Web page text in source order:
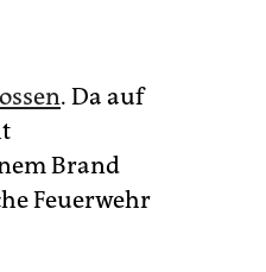
. Da auf
Brand
Feuerwehr